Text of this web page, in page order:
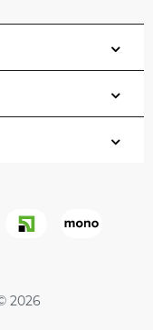
2026